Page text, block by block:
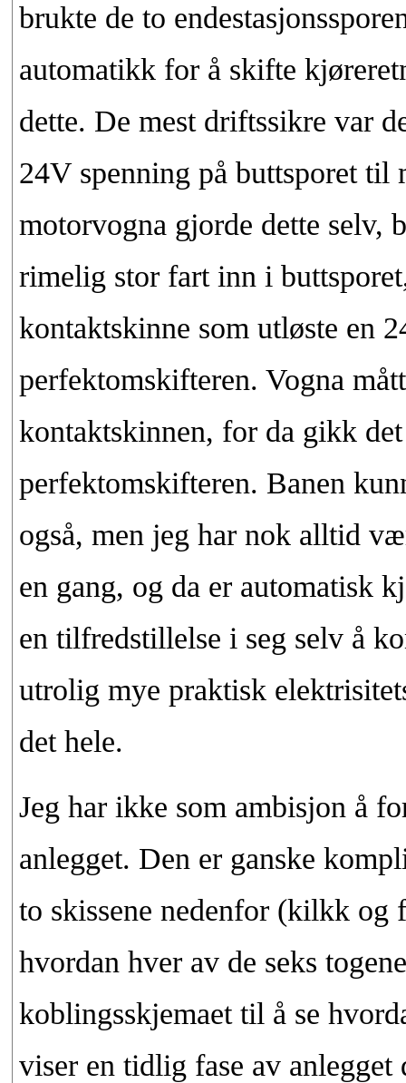
brukte de to
automatikk for å skifte
dette. De mest driftssikre var
24V spenning på buttsporet til
motorvogna gjorde dette selv,
rimelig stor fart inn i
kontaktskinne som utløste en
perfektomskifteren. Vogna
kontaktskinnen, for da gikk
perfektomskifteren. Banen
også, men jeg har nok alltid
en gang, og da er automatisk
en tilfredstillelse i seg selv å
utrolig mye praktisk
det hele.
Jeg har ikke som ambisjon å
anlegget. Den er ganske
to skissene nedenfor (kilkk og
hvordan hver av de seks
koblingsskjemaet til å se
viser en tidlig fase av anlegget